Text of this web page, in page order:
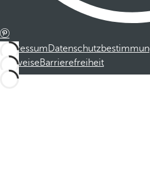
Impressum
HinweiseBarrierefreiheit